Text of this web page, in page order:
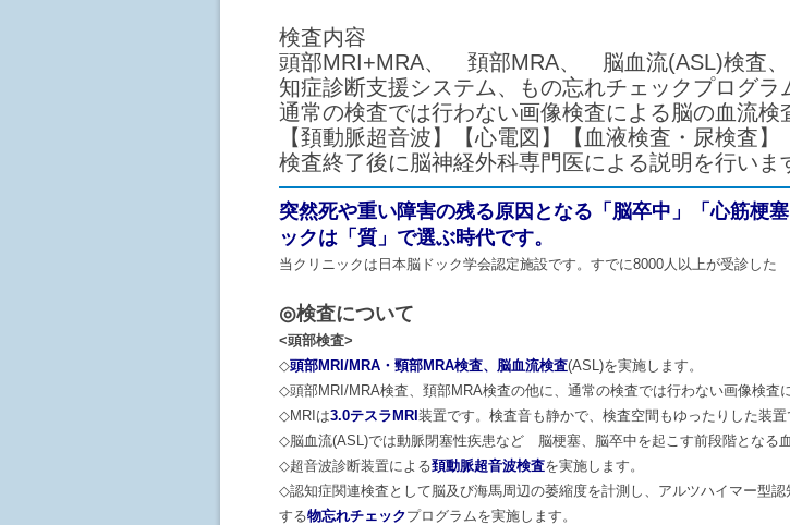
検査内容
頭部MRI+MRA、 頚部MRA、 脳血流(ASL)検査
知症診断支援システム、もの忘れチェックプログラ
通常の検査では行わない画像検査による脳の血流検
【頚動脈超音波】【心電図】【血液検査・尿検査】
検査終了後に脳神経外科専門医による説明を行いま
突然死や重い障害の残る原因となる「脳卒中」「心筋梗
ックは「質」で選ぶ時代です。
当クリニックは日本脳ドック学会認定施設です。すでに8000人以上が受診した
◎検査について
<頭部検査>
◇頭部MRI/MRA・頸部MRA検査、脳血流検査(ASL)を実施します。
◇頭部MRI/MRA検査、頚部MRA検査の他に、通常の検査では行わない画像検査
◇MRIは3.0テスラMRI 装置です。検査音も静かで、検査空間もゆったりした装置
◇脳血流(ASL)では動脈閉塞性疾患など 脳梗塞、脳卒中を起こす前段階となる
◇超音波診断装置による頚動脈超音波検査を実施します。
◇認知症関連検査として脳及び海馬周辺の萎縮度を計測し、アルツハイマー型
する物忘れチェックプログラムを実施します。